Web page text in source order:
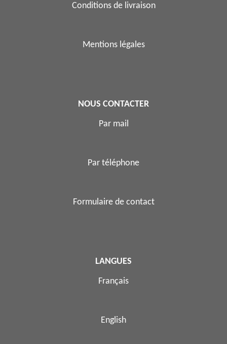
Conditions de livraison
Mentions légales
NOUS CONTACTER
Par mail
Par téléphone
Formulaire de contact
LANGUES
Français
English